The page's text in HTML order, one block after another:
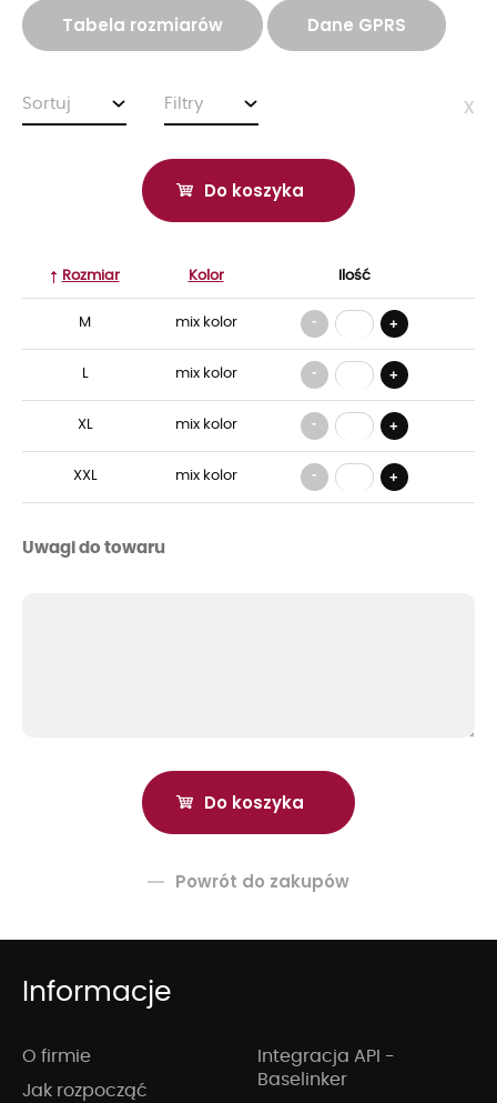
Tabela rozmiarów Dane GPRS
Sortuj Filtry x
Do koszyka
Rozmiar Kolor Ilość
M mix kolor - +
mix kolor - +
XL mix kolor - +
XXL mix kolor - +
Uwagi do towaru
Powrót do zakupów
Informacje
O firmie
Jak rozpocząć
Integracja API -
Baselinker